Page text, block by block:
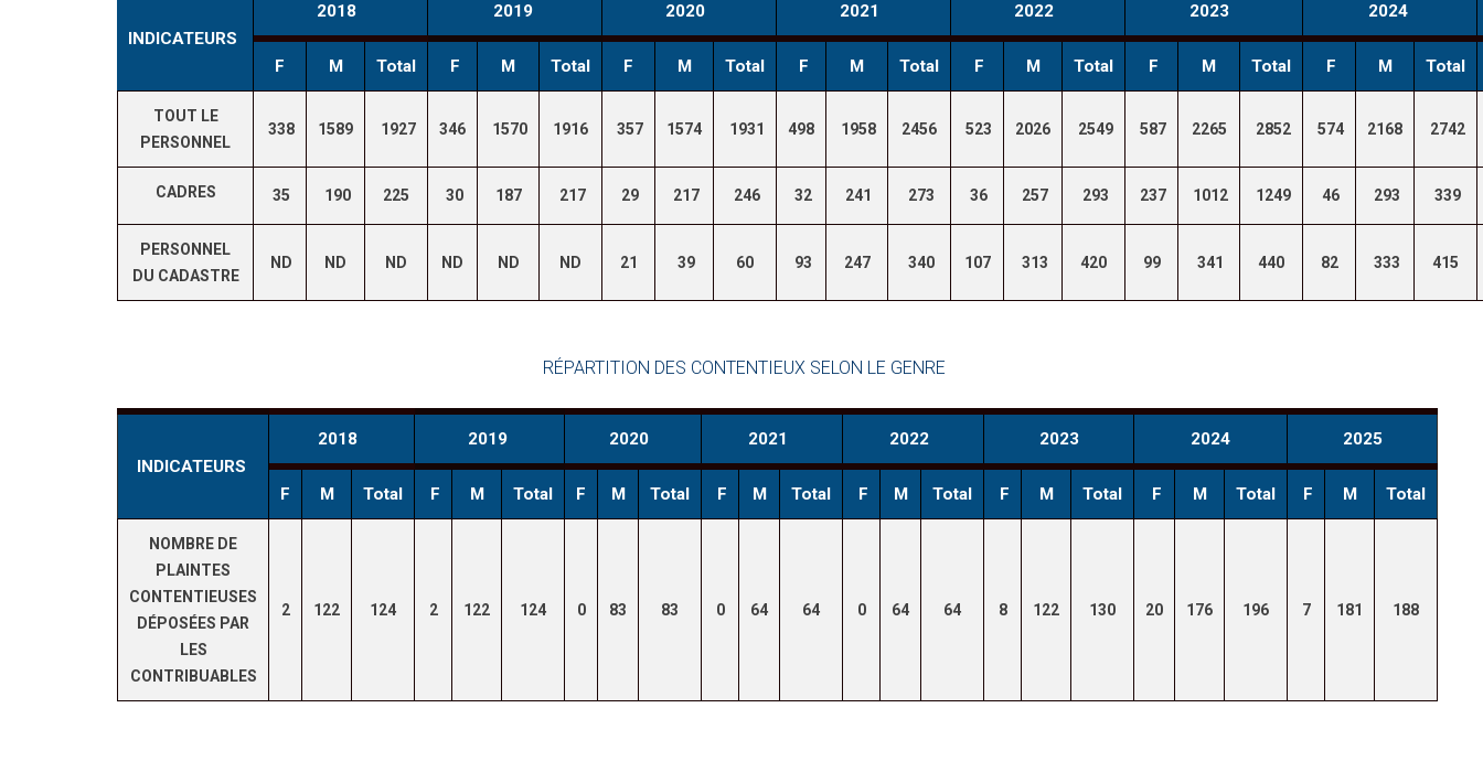
INDICATEURS
2018 2019 2020 2021 2022 2023 2024
F M Total F M Total F M Total F M Total F M Total F M Total F M Total
TOUT LE
PERSONNEL
338 1589 1927 346 1570 1916 357 1574 1931 498 1958 2456 523 2026 2549 587 2265 2852 574 2168 2742
CADRES 35 190 225 30 187 217 29 217 246 32 241 273 36 257 293 237 1012 1249 46 293 339
PERSONNEL
DU CADASTRE
ND ND ND ND ND ND 21 39 60 93 247 340 107 313 420 99 341 440 82 333 415
RÉPARTITION DES CONTENTIEUX SELON LE GENRE
INDICATEURS
2018 2019 2020 2021 2022 2023 2024 2025
F M Total F M Total F M Total F M Total F M Total F M Total F M Total F M Total
NOMBRE DE
PLAINTES
CONTENTIEUSES
DÉPOSÉES PAR
LES
CONTRIBUABLES
2 122 124 2 122 124 0 83 83 0 64 64 0 64 64 8 122 130 20 176 196 7 181 188